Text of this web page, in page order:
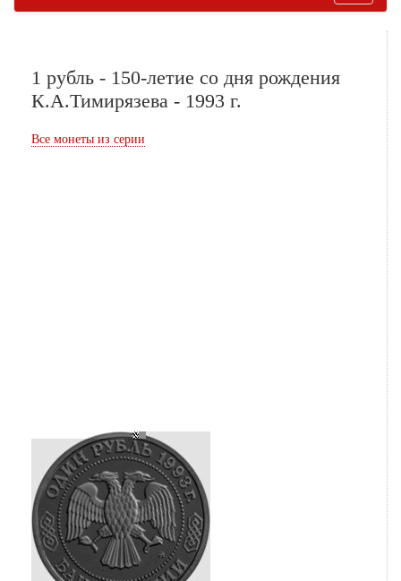
1 рубль - 150-летие со дня рождения
К.А.Тимирязева - 1993 г.
Все монеты из серии